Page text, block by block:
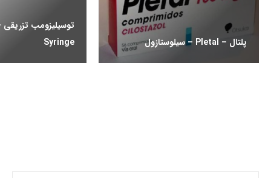
پلتال – Pletal – سیلوستازول Syringe